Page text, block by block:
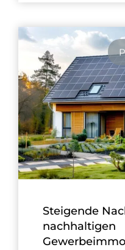
Steigende
nachhaltigen